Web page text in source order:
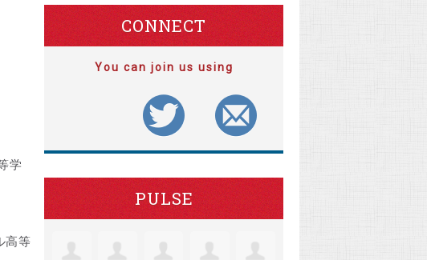
学
高等
CONNECT
You can join us using
PULSE